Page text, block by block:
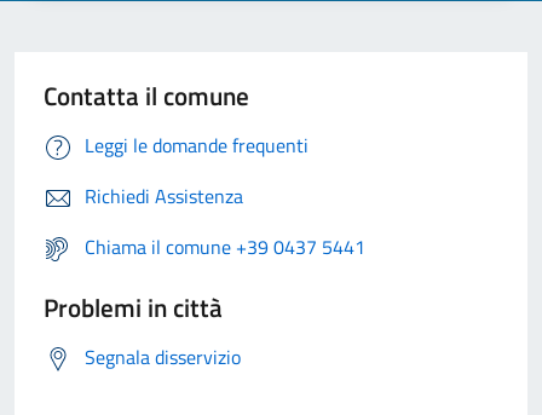
Contatta il comune
Leggi le domande frequenti
Richiedi Assistenza
Chiama il comune +39 0437 5441
Problemi in città
Segnala disservizio